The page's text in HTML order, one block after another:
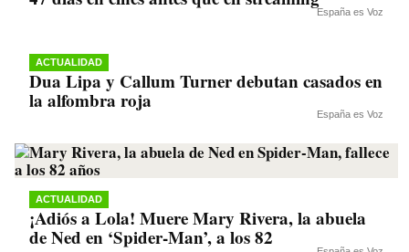
España es Voz
ACTUALIDAD
Dua Lipa y Callum Turner debutan casados en
la alfombra roja
España es Voz
ACTUALIDAD
¡Adiós a Lola! Muere Mary Rivera, la abuela
de Ned en ‘Spider-Man’, a los 82